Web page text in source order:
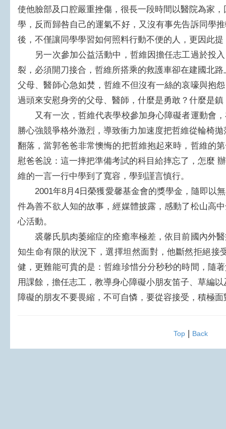
使他臉部及口腔嚴重挫傷，很長一段時間以醫院為家
學，反而歸咎自己的運氣不好，又沒有事先告訴同學
後，不僅讓同學學習如何照料行動不便的人，更因此
另一次參加公益活動中，哲維因擔任志工過於投入
裂，必須開刀接合，哲維所搭乘的救護車卻在建國北
父母、醫師心急如焚，哲維不但沒有一絲的哀嚎與抱
過頭來安慰身旁的父母、醫師，什麼是勇敢？什麼是
又有一次，哲維代表學校參加身心障礙者運動會，
勝心強競爭格外激烈，導致衝力加速度把哲維從輪椅
翻落，當郭爸爸非常懊悔的把哲維抱起來時，哲維的
慰爸爸說：這一摔把準備考試的科目給摔忘了，怎麼
維的一言一行中學到了寬容，學到謹言慎行。
2001年8月4日榮獲愛馨基金會的獎學金，隨即以無
件為善不欲人知的故事，經媒體披露，感動了松山高
心活動。
裘馨氏肌肉萎縮症的痊癒率極差，依目前國內外醫
知生命有限的狀況下，選擇坦然面對，他斷然拒絕接
健，更難能可貴的是：哲維珍惜分分秒秒的時間，隨
用課餘，擔任志工，教導身心障礙小朋友笛子、草編
障礙的朋友不要畏縮，不可自憐，要從容接受，積極面
Top| Back